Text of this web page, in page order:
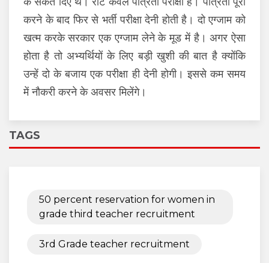
करने के बाद फिर से भर्ती परीक्षा देनी होती है। दो एग्जाम को
खत्म करके सरकार एक एग्जाम लेने के मूड में है। अगर ऐसा
होता है तो अभ्यर्थियों के लिए बड़ी खुशी की बात है क्योंकि
उन्हें दो के बजाय एक परीक्षा ही देनी होगी। इससे कम समय
में नौकरी करने के अवसर मिलेंगे।
TAGS
50 percent reservation for women in
grade third teacher recruitment
3rd Grade teacher recruitment